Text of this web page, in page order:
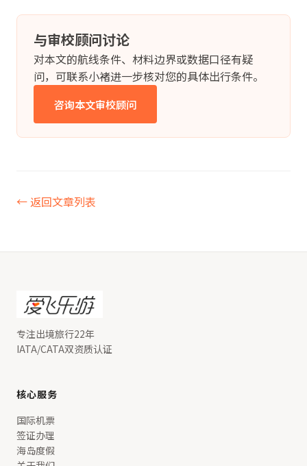
与审校顾问讨论
对本文的航线条件、材料边界或数据口径有疑
问，可联系小褚进一步核对您的具体出行条件。
咨询本文审校顾问
← 返回文章列表
专注出境旅行22年
IATA/CATA双资质认证
核心服务
国际机票
签证办理
海岛度假